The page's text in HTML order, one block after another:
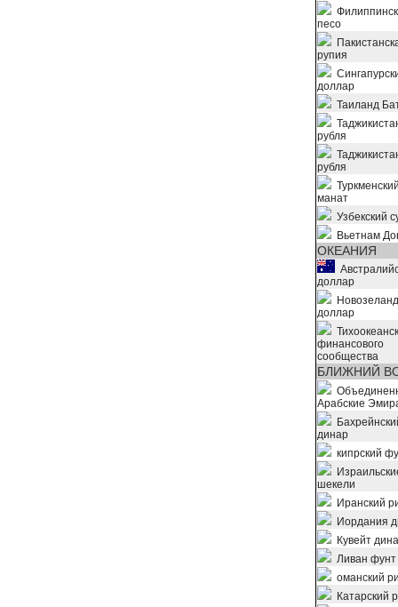
песо
рупия
доллар
Таиланд
рубля
рубля
манат
Узбекский
Вьетнам
ОКЕАНИЯ
доллар
доллар
финансового
сообщества
БЛИЖНИЙ
Арабские
динар
кипрский
шекели
Иранский
Иордания
Кувейт
Ливан фунт
оманский
Катарский